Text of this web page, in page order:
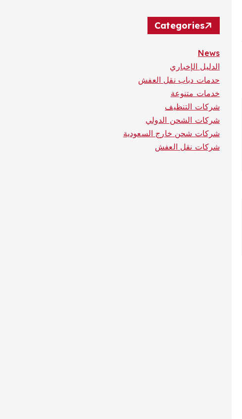
Categories
News
الدليل الإخباري
حدمات دباب نقل العفش
خدمات متنوعة
شركات التنظيف
شركات الشحن الدولي
شركات شحن خارج السعودية
شركات نقل العفش